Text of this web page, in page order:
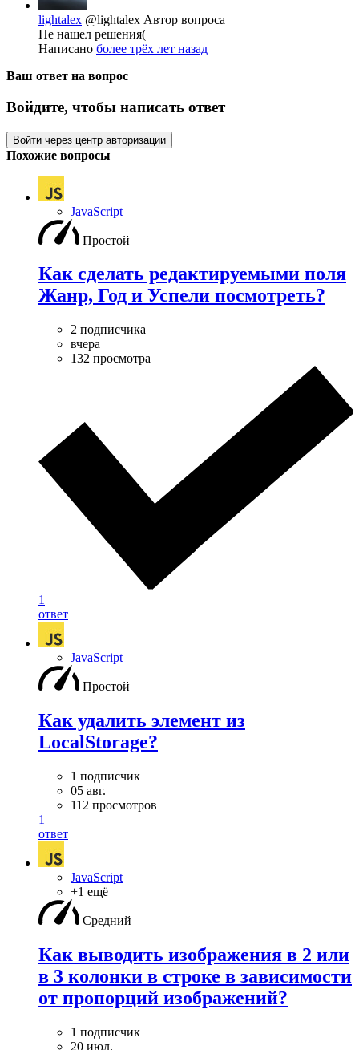
lightalex @lightalex Автор вопроса
Не нашел решения(
Написано более трёх лет назад
Ваш ответ на вопрос
Войдите, чтобы написать ответ
Войти через центр авторизации
Похожие вопросы
JavaScript
Простой
Как сделать редактируемыми поля
Жанр, Год и Успели посмотреть?
2 подписчика
вчера
132 просмотра
1
ответ
JavaScript
Простой
Как удалить элемент из
LocalStorage?
1 подписчик
05 авг.
112 просмотров
1
ответ
JavaScript
+1 ещё
Средний
Как выводить изображения в 2 или
в 3 колонки в строке в зависимости
от пропорций изображений?
1 подписчик
20 июл.